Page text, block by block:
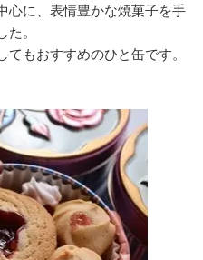
心に、表情豊かな焼菓子を手
。
もおすすめのひと缶です。